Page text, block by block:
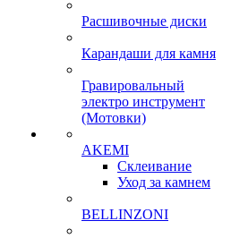
Расшивочные диски
Карандаши для камня
Гравировальный
электро инструмент
(Мотовки)
AKEMI
Склеивание
Уход за камнем
BELLINZONI